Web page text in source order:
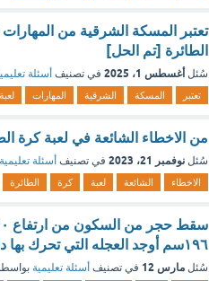
الطائرة [تم الحل]
سُئل أغسطس 1، 2025 في تصنيف أسئلة
تعتبر المسكة الشرقية المهارات لعبة
من الاخطاء الشائعة في لعبة كرة
سُئل نوفمبر 21، 2023 في تصنيف أسئلة تعليمية
الاخطاء الشائعة لعبة كرة الطائرة
١٩٦سم أوجد العجله التي تحرك بها داخل الرمل ؟ - مع الشرح
سُئل مارس 12 في تصنيف أسئلة تعليمية